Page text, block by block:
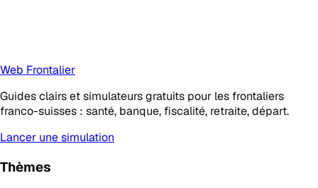
Web Frontalier
Guides clairs et simulateurs gratuits pour les frontaliers
franco-suisses : santé, banque, fiscalité, retraite, départ.
Lancer une simulation
Thèmes